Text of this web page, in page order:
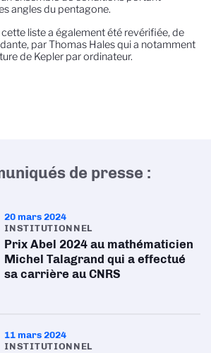
angles du pentagone.
liste a également été revérifiée, de
par Thomas Hales qui a notamment
de Kepler par ordinateur.
de presse :
20 mars 2024
INSTITUTIONNEL
Prix Abel 2024 au mathématicien
Michel Talagrand qui a effectué
sa carrière au CNRS
11 mars 2024
INSTITUTIONNEL